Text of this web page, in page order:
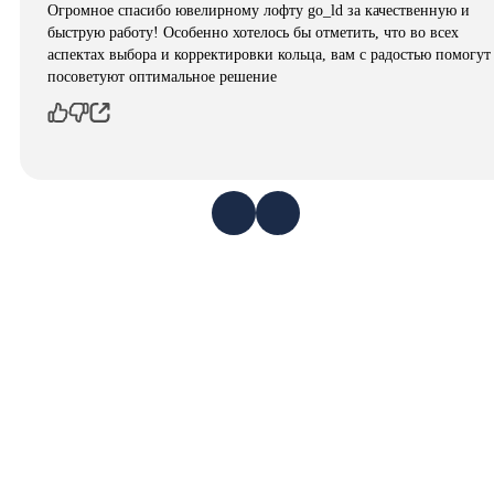
Огромное спасибо ювелирному лофту go_ld за качественную и
быструю работу! Особенно хотелось бы отметить, что во всех
аспектах выбора и корректировки кольца, вам с радостью
посоветуют оптимальное решение